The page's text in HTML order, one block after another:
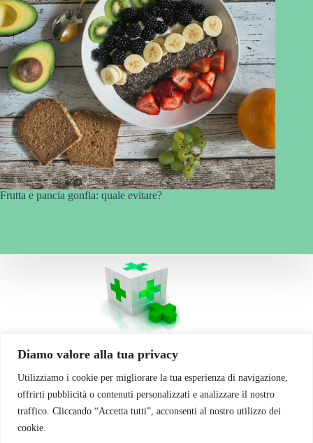
Diamo valore alla tua privacy
Utilizziamo i cookie per migliorare la tua esperienza di navigazione,
offrirti pubblicità o contenuti personalizzati e analizzare il nostro
traffico. Cliccando “Accetta tutti”, acconsenti al nostro utilizzo dei
cookie.
Frutta e pancia gonfia: quale evitare?
Contatti
Via Cherubini 7